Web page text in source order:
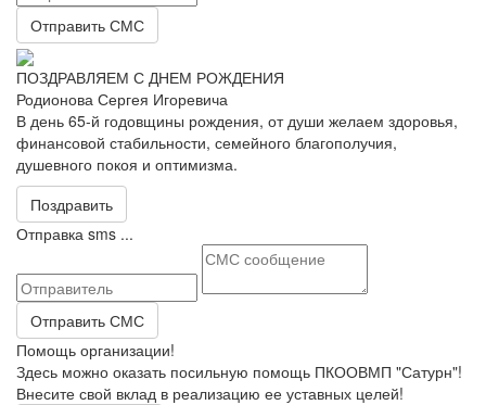
Отправить СМС
ПОЗДРАВЛЯЕМ С ДНЕМ РОЖДЕНИЯ
Родионова Сергея Игоревича
В день 65-й годовщины рождения, от души желаем здоровья,
финансовой стабильности, семейного благополучия,
душевного покоя и оптимизма.
Поздравить
Отправка sms ...
Отправить СМС
Помощь организации!
Здесь можно оказать посильную помощь ПКООВМП "Сатурн"!
Внесите свой вклад в реализацию ее уставных целей!